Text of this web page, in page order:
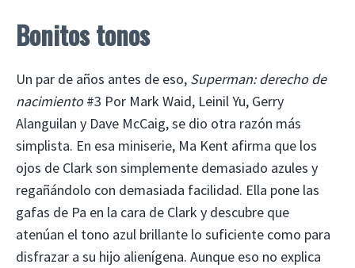
Bonitos tonos
Un par de años antes de eso, Superman: derecho de
nacimiento#3 Por Mark Waid, Leinil Yu, Gerry
Alanguilan y Dave McCaig, se dio otra razón más
simplista. En esa miniserie, Ma Kent afirma que los
ojos de Clark son simplemente demasiado azules y
regañándolo con demasiada facilidad. Ella pone las
gafas de Pa en la cara de Clark y descubre que
atenúan el tono azul brillante lo suficiente como para
disfrazar a su hijo alienígena. Aunque eso no explica